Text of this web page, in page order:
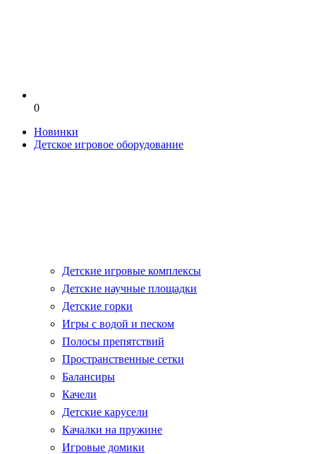
0
Новинки
Детское игровое оборудование
Детские игровые комплексы
Детские научные площадки
Детские горки
Игры с водой и песком
Полосы препятствий
Пространственные сетки
Балансиры
Качели
Детские карусели
Качалки на пружине
Игровые домики